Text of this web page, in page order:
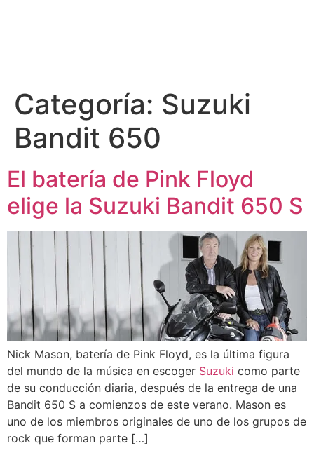
Categoría: Suzuki
Bandit 650
El batería de Pink Floyd
elige la Suzuki Bandit 650 S
Nick Mason, batería de Pink Floyd, es la última figura
del mundo de la música en escoger Suzuki como parte
de su conducción diaria, después de la entrega de una
Bandit 650 S a comienzos de este verano. Mason es
uno de los miembros originales de uno de los grupos de
rock que forman parte […]